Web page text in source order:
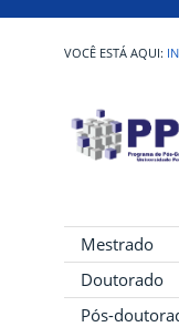
Mestrado
Doutorado
Pós-